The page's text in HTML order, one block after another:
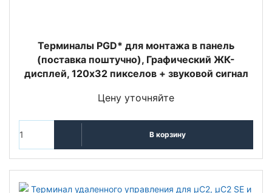
Терминалы PGD* для монтажа в панель
(поставка поштучно), Графический ЖК-
дисплей, 120x32 пикселов + звуковой сигнал
Цену уточняйте
В корзину